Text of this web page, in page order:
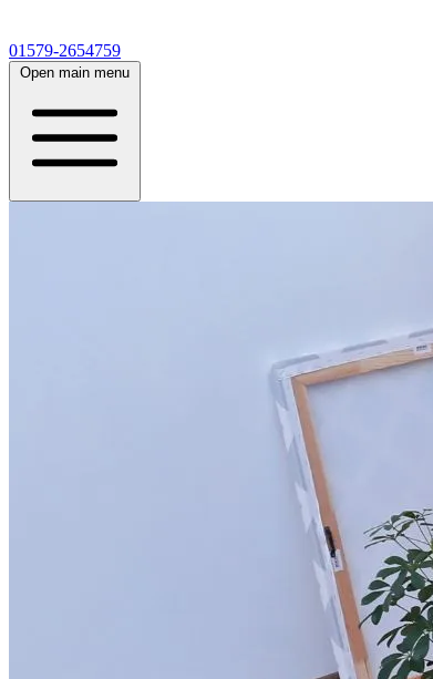
01579-2654759
Open main menu